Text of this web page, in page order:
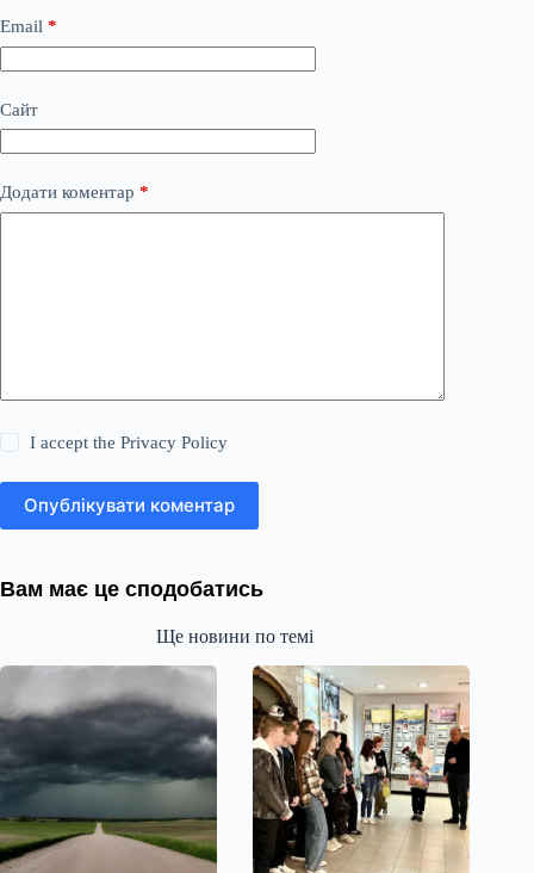
Email *
Сайт
Додати коментар *
I accept thePrivacy Policy
Опублікувати коментар
Вам має це сподобатись
Ще новини по темі